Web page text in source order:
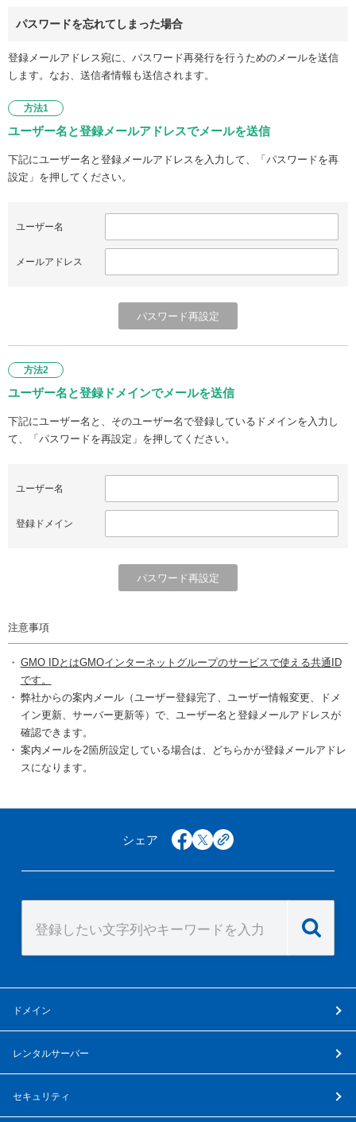
パスワードを忘れてしまった場合
登録メールアドレス宛に、パスワード再発行を行うためのメールを送信
します。なお、送信者情報も送信されます。
方法1
ユーザー名と登録メールアドレスでメールを送信
下記にユーザー名と登録メールアドレスを入力して、「パスワードを再
設定」を押してください。
ユーザー名
メールアドレス
方法2
ユーザー名と登録ドメインでメールを送信
下記にユーザー名と、そのユーザー名で登録しているドメインを入力し
て、「パスワードを再設定」を押してください。
ユーザー名
登録ドメイン
注意事項
GMO IDとはGMOインターネットグループのサービスで使える共通ID
です。
弊社からの案内メール（ユーザー登録完了、ユーザー情報変更、ドメ
イン更新、サーバー更新等）で、ユーザー名と登録メールアドレスが
確認できます。
案内メールを2箇所設定している場合は、どちらかが登録メールアドレ
スになります。
シェア facebook
x copy
ドメイン
レンタルサーバー
セキュリティ